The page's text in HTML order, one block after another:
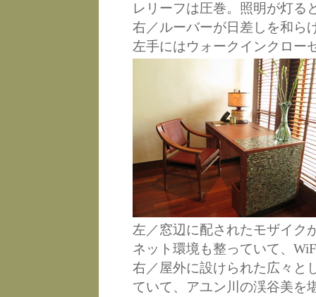
レリーフは圧巻。照明が灯る
右／ルーバーが日差しを和ら
左手にはウォークインクロー
左／窓辺に配されたモザイク
ネット環境も整っていて、
右／屋外に設けられた広々と
ていて、アユン川の渓谷美を